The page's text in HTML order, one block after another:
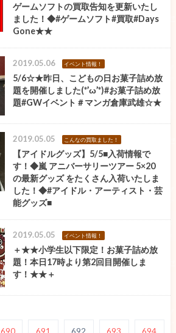
ゲームソフトの買取告知を更新いたし
ました！◆#ゲームソフト#買取#Days
Gone★★
2019.05.06 イベント情報！
5/6☆★昨日、こどもの日お菓子詰め放
題を開催しました(*’ω’*)#お菓子詰め放
題#GWイベント＃マンガ倉庫武雄☆★
2019.05.05 こんなの買取ました！
【アイドルグッズ】5/5■入荷情報で
す！◆嵐 アニバーサリーツアー 5×20
の最新グッズ をたくさん入荷いたしま
した！◆#アイドル・アーティスト・芸
能グッズ■
2019.05.05 イベント情報！
＋★★小学生以下限定！お菓子詰め放
題！本日17時より第2回目開催しま
す！★★＋